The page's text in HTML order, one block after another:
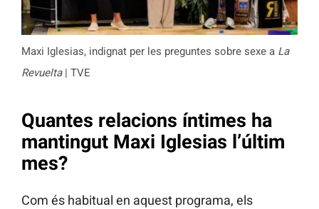
Maxi Iglesias, indignat per les preguntes sobre sexe a La
Revuelta| TVE
Quantes relacions íntimes ha
mantingut Maxi Iglesias l’últim
mes?
Com és habitual en aquest programa, els